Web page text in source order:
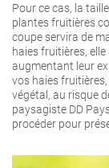
Pour ce cas, la
plantes fruitières
coupe servira de
haies fruitières,
augmentant leur
vos haies
végétal, au risque
paysagiste DD
procéder pour